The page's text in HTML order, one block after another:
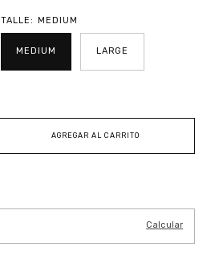
TALLE: MEDIUM
MEDIUM LARGE
Calcular